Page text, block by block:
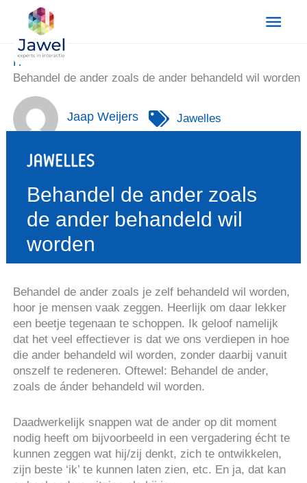
inhoud
Home
Behandel de ander zoals de ander behandeld wil worden
Jaap Weijers Jawelles
Behandel de ander zoals
de ander behandeld wil
worden
Behandel de ander zoals je zelf behandeld wil worden,
hoor je mensen vaak zeggen. Heerlijk om daar lekker
een beetje tegenaan te schoppen. Ik geloof namelijk
dat het veel effectiever is dat we ons verdiepen in hoe
die ander behandeld wil worden, zonder daarbij vanuit
onszelf te redeneren. Oftewel: Behandel de ander,
zoals de ánder behandeld wil worden.
Daadwerkelijk snappen wat de ander op dit moment
nodig heeft om bijvoorbeeld in een vergadering écht te
kunnen zeggen wat hij/zij denkt, zich te ontwikkelen,
zijn beste ‘ik’ te kunnen laten zien, etc. En ja, dat kan